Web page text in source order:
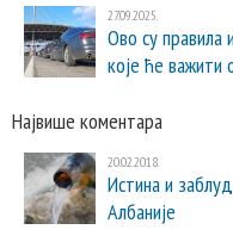
27.09.2025.
Ово су
које ће
Највише коментара
20.02.2018.
Истина и
Албаније